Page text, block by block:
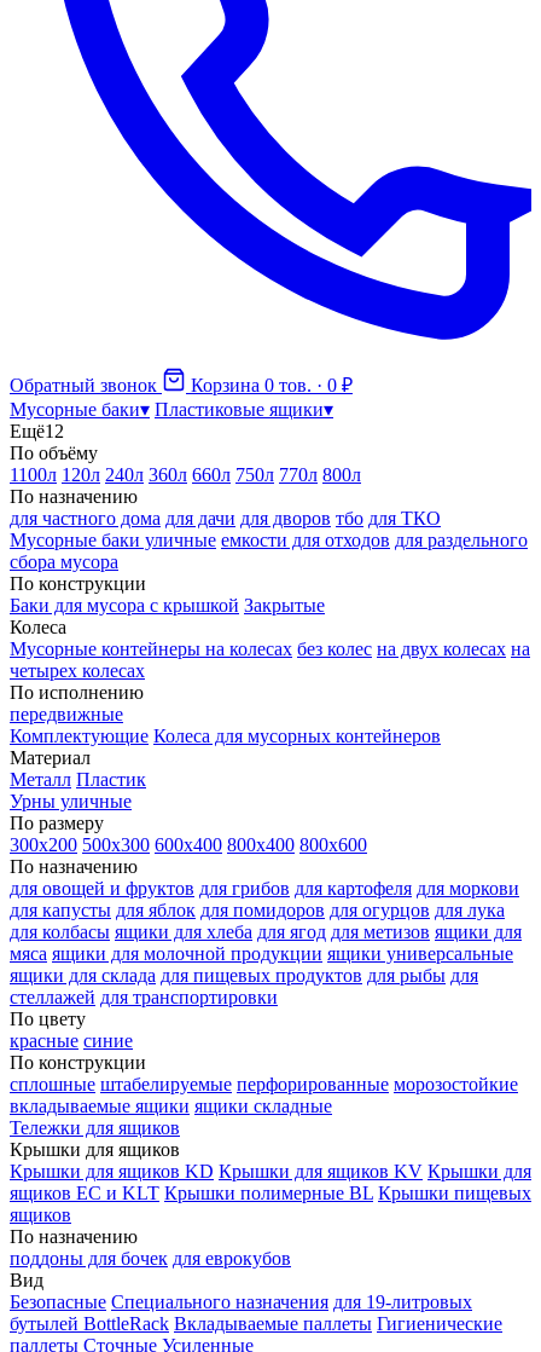
Обратный звонок Корзина 0 тов. · 0 ₽
Мусорные баки▾ Пластиковые ящики▾
Ещё12
По объёму
1100л 120л 240л 360л 660л 750л 770л 800л
По назначению
для частного дома для дачи для дворов тбо для ТКО
Мусорные баки уличные емкости для отходов для раздельного
сбора мусора
По конструкции
Баки для мусора с крышкой Закрытые
Колеса
Мусорные контейнеры на колесах без колес на двух колесах на
четырех колесах
По исполнению
передвижные
Комплектующие Колеса для мусорных контейнеров
Материал
Металл Пластик
Урны уличные
По размеру
300х200 500х300 600х400 800х400 800х600
По назначению
для овощей и фруктов для грибов для картофеля для моркови
для капусты для яблок для помидоров для огурцов для лука
для колбасы ящики для хлеба для ягод для метизов ящики для
мяса ящики для молочной продукции ящики универсальные
ящики для склада для пищевых продуктов для рыбы для
стеллажей для транспортировки
По цвету
красные синие
По конструкции
сплошные штабелируемые перфорированные морозостойкие
вкладываемые ящики ящики складные
Тележки для ящиков
Крышки для ящиков
Крышки для ящиков KD Крышки для ящиков KV Крышки для
ящиков EC и KLT Крышки полимерные BL Крышки пищевых
ящиков
По назначению
поддоны для бочек для еврокубов
Вид
Безопасные Специального назначения для 19-литровых
бутылей BottleRack Вкладываемые паллеты Гигиенические
паллеты Сточные Усиленные